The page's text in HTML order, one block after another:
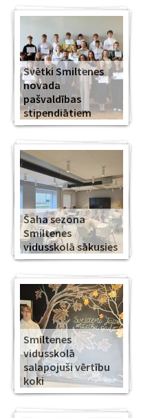
Svētki Smiltenes
novada
pašvaldības
stipendiātiem
Šaha sezona
Smiltenes
vidusskolā sākusies
Smiltenes
vidusskolā
salapojuši vērtību
koki